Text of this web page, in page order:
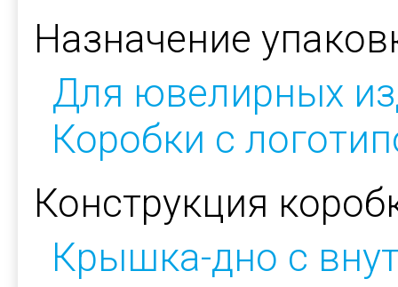
Назначение
Для ювелирных
Коробки с
Конструкция
Крышка-дно с